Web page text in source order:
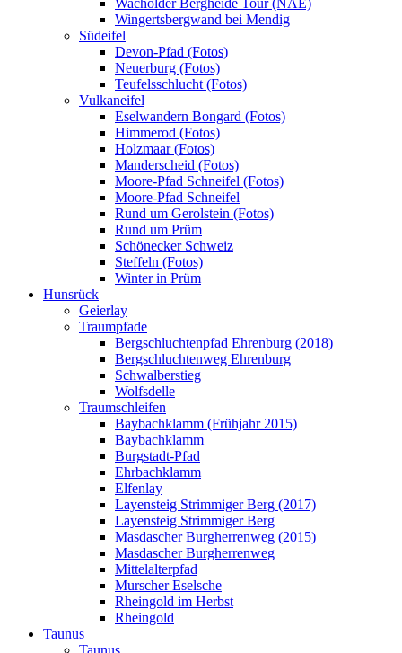
Wacholder Bergheide Tour (NAE)
Wingertsbergwand bei Mendig
Südeifel
Devon-Pfad (Fotos)
Neuerburg (Fotos)
Teufelsschlucht (Fotos)
Vulkaneifel
Eselwandern Bongard (Fotos)
Himmerod (Fotos)
Holzmaar (Fotos)
Manderscheid (Fotos)
Moore-Pfad Schneifel (Fotos)
Moore-Pfad Schneifel
Rund um Gerolstein (Fotos)
Rund um Prüm
Schönecker Schweiz
Steffeln (Fotos)
Winter in Prüm
Hunsrück
Geierlay
Traumpfade
Bergschluchtenpfad Ehrenburg (2018)
Bergschluchtenweg Ehrenburg
Schwalberstieg
Wolfsdelle
Traumschleifen
Baybachklamm (Frühjahr 2015)
Baybachklamm
Burgstadt-Pfad
Ehrbachklamm
Elfenlay
Layensteig Strimmiger Berg (2017)
Layensteig Strimmiger Berg
Masdascher Burgherrenweg (2015)
Masdascher Burgherrenweg
Mittelalterpfad
Murscher Eselsche
Rheingold im Herbst
Rheingold
Taunus
Taunus